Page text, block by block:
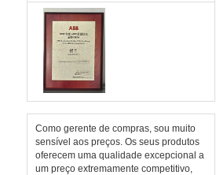
Como gerente de compras, sou muito
sensível aos preços. Os seus produtos
oferecem uma qualidade excepcional a
um preço extremamente competitivo,